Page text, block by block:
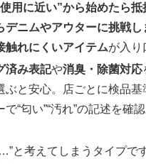
用に近い”から始めたら抵
デニムやアウターに挑戦し
触れにくいアイテムが入り
済み表記や消臭・除菌対応
ぶと安心。店ごとに検品基
“匂い”“汚れ”の記述を確
…”と考えてしまうタイプで